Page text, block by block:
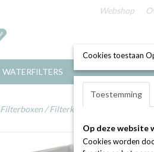
Webshop
WATERFILTERS
Filterboxen / Filterkasten Filterboxen
Cookies toestaan
Toestemming
Op deze website
Cookies worden